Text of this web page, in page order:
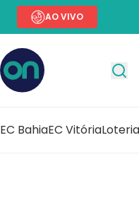
AO VIVO
EC BahiaEC Vitória